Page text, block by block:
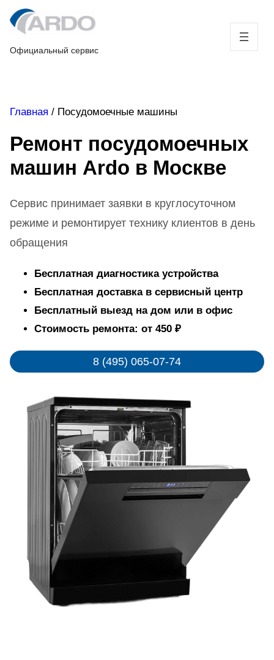
Skip
to
content
Официальный сервис
Главная / Посудомоечные машины
Ремонт посудомоечных
машин Ardo в Москве
Сервис принимает заявки в круглосуточном
режиме и ремонтирует технику клиентов в день
обращения
Бесплатная диагностика устройства
Бесплатная доставка в сервисный центр
Бесплатный выезд на дом или в офис
Стоимость ремонта: от 450 ₽
8 (495) 065-07-74